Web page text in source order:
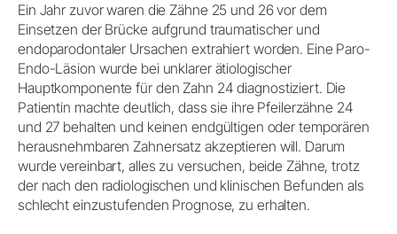
Ein Jahr zuvor waren die Zähne 25 und 26 vor dem
Einsetzen der Brücke aufgrund traumatischer und
endoparodontaler Ursachen extrahiert worden. Eine Paro-
Endo-Läsion wurde bei unklarer ätiologischer
Hauptkomponente für den Zahn 24 diagnostiziert. Die
Patientin machte deutlich, dass sie ihre Pfeilerzähne 24
und 27 behalten und keinen endgültigen oder temporären
herausnehmbaren Zahnersatz akzeptieren will. Darum
wurde vereinbart, alles zu versuchen, beide Zähne, trotz
der nach den radiologischen und klinischen Befunden als
schlecht einzustufenden Prognose, zu erhalten.